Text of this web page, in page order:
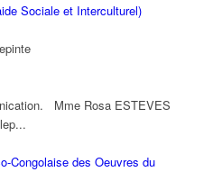
Sociale et Interculturel)
Mme Rosa ESTEVES
Congolaise des Oeuvres du